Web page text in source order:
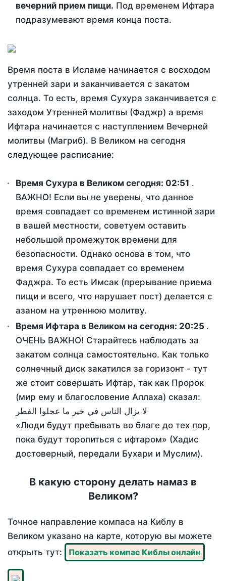
вечерний прием пищи. Под временем Ифтара
подразумевают время конца поста.
Время поста в Исламе начинается с восходом
утренней зари и заканчивается с закатом
солнца. То есть, время Сухура заканчивается с
заходом Утренней молитвы (Фаджр) а время
Ифтара начинается с наступлением Вечерней
молитвы (Магриб). В Великом на сегодня
следующее расписание:
Время Сухура в Великом сегодня: 02:51 .
ВАЖНО! Если вы не уверены, что данное
время совпадает со временем истинной зари
в вашей местности, советуем оставить
небольшой промежуток времени для
безопасности. Однако основа в том, что
время Сухура совпадает со временем
Фаджра. То есть Имсак (прерывание приема
пищи и всего, что нарушает пост) делается с
азаном на утреннюю молитву.
Время Ифтара в Великом на сегодня: 20:25 .
ОЧЕНЬ ВАЖНО! Старайтесь наблюдать за
закатом солнца самостоятельно. Как только
солнечный диск закатился за горизонт - тут
же стоит совершать Ифтар, так как Пророк
(мир ему и благословение Аллаха) сказал:
لا يزال الناس في خير ما عجلوا الفطر
«Люди будут пребывать во благе до тех пор,
пока будут торопиться с ифтаром» (Хадис
достоверный, передали Бухари и Муслим).
В какую сторону делать намаз в
Великом?
Точное направление компаса на Киблу в
Великом указано на карте, которую вы можете
открыть тут:
Показать компас Киблы онлайн